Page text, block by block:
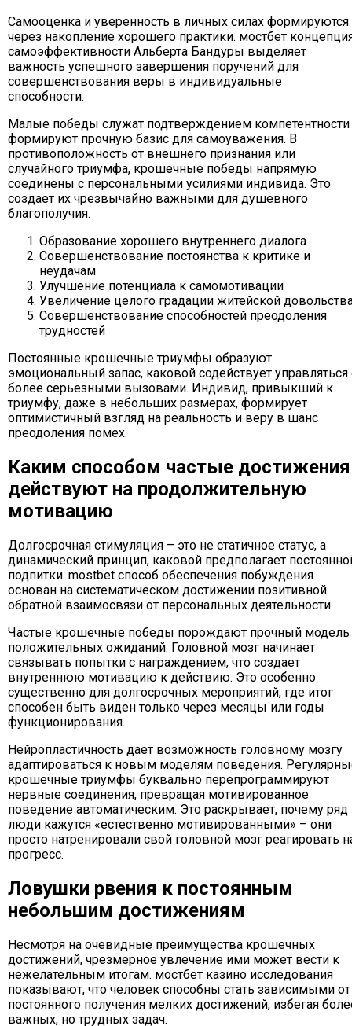
Самооценка и уверенность в личных силах формируются
через накопление хорошего практики. мостбет
самоэффективности Альберта Бандуры выделяет
важность успешного завершения поручений для
совершенствования веры в индивидуальные
способности.
Малые победы служат подтверждением компетентности
формируют прочную базис для самоуважения. В
противоположность от внешнего признания или
случайного триумфа, крошечные победы напрямую
соединены с персональными усилиями индивида. Это
создает их чрезвычайно важными для душевного
благополучия.
Образование хорошего внутреннего диалога
Совершенствование постоянства к критике и
неудачам
Улучшение потенциала к самомотивации
Увеличение целого градации житейской
Совершенствование способностей преодоления
трудностей
Постоянные крошечные триумфы образуют
эмоциональный запас, каковой содействует управляться
более серьезными вызовами. Индивид, привыкший к
триумфу, даже в небольших размерах, формирует
оптимистичный взгляд на реальность и веру в шанс
преодоления помех.
Каким способом частые достижения
действуют на продолжительную
мотивацию
Долгосрочная стимуляция – это не статичное статус, а
динамический принцип, каковой предполагает
подпитки. mostbet способ обеспечения побуждения
основан на систематическом достижении позитивной
обратной взаимосвязи от персональных деятельности.
Частые крошечные победы порождают прочный модель
положительных ожиданий. Головной мозг начинает
связывать попытки с награждением, что создает
внутреннюю мотивацию к действию. Это особенно
существенно для долгосрочных мероприятий, где итог
способен быть виден только через месяцы или годы
функционирования.
Нейропластичность дает возможность головному мозгу
адаптироваться к новым моделям поведения.
крошечные триумфы буквально перепрограммируют
нервные соединения, превращая мотивированное
поведение автоматическим. Это раскрывает, почему ряд
люди кажутся «естественно мотивированными» – они
просто натренировали свой головной мозг реагировать
прогресс.
Ловушки рвения к постоянным
небольшим достижениям
Несмотря на очевидные преимущества крошечных
достижений, чрезмерное увлечение ими может вести к
нежелательным итогам. мостбет казино исследования
показывают, что человек способны стать зависимыми от
постоянного получения мелких достижений, избегая
важных, но трудных задач.